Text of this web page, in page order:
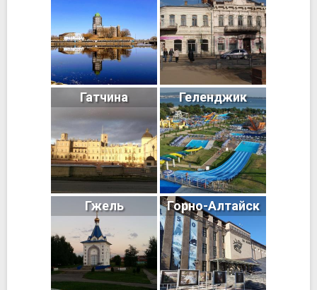
Гатчина Геленджик
Гжель Горно-Алтайск